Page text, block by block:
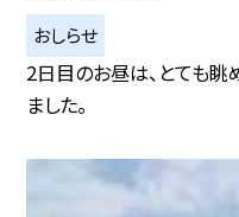
おしらせ
2日目のお昼は、とても
ました。